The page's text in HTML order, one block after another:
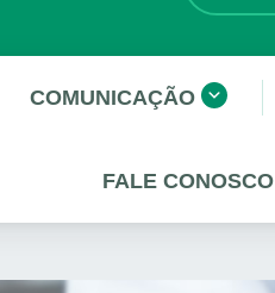
COMUNICAÇÃO
FALE CONOSCO